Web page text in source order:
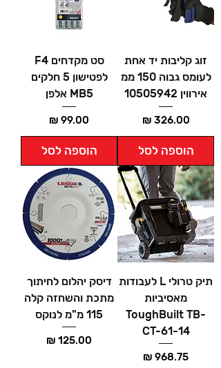
זוג קליבות יד אחת
לעומס גבוה 150 ממ
אירווין 10505942
מחיר
הוספה לסל
סט מקדחים F4
לפטישון 5 חלקים
MB5 אלפן
מחיר
הוספה לסל
תיק טרולי L לעבודות
מאסיביות
ToughBuilt TB-
CT-61-14
מחיר
דיסק יהלום לחיתוך
מתכת והשחזה קלה
115 מ"מ לנוקס
מחיר